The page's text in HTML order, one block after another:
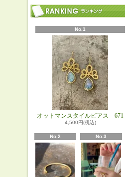
No.1
オットマンスタイルピアス 671
4,500円(税込)
No.2 No.3